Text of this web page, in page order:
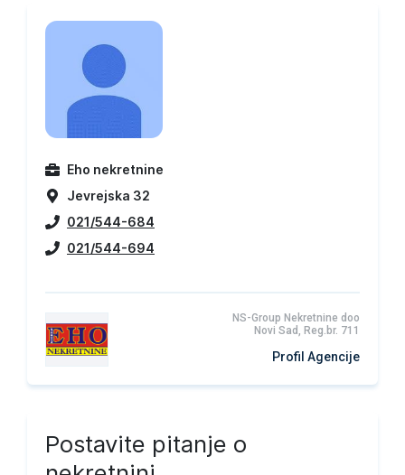
Eho nekretnine
Jevrejska 32
021/544-684
021/544-694
NS-Group Nekretnine doo
Novi Sad, Reg.br. 711
Profil Agencije
Postavite pitanje o